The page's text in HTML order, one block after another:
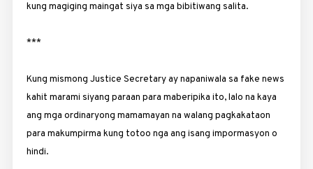
kung ­magiging maingat siya sa mga bibitiwang salita.
***
Kung mismong Justice Secretary ay napaniwala sa fake news
kahit marami siyang paraan para maberipika ito, lalo na kaya
ang mga ordinaryong mamamayan na walang pagkakataon
para makumpirma kung totoo nga ang isang impormasyon o
hindi.